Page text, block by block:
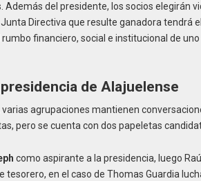
Además del presidente, los socios elegirán
Directiva que resulte ganadora tendrá
financiero, social e institucional de uno
de Alajuelense
agrupaciones mantienen
pero se cuenta con dos papeletas
como aspirante a la presidencia, luego
tesorero, en el caso de Thomas Guardia